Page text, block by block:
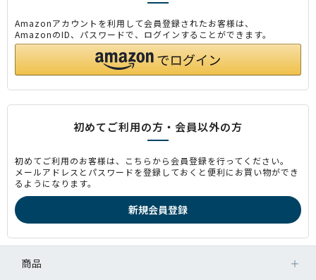
Amazonアカウントを利用して会員登録されたお客様は、
AmazonのID、パスワードで、ログインすることができます。
初めてご利用の方・会員以外の方
初めてご利用のお客様は、こちらから会員登録を行ってください。
メールアドレスとパスワードを登録しておくと便利にお買い物ができ
るようになります。
商品